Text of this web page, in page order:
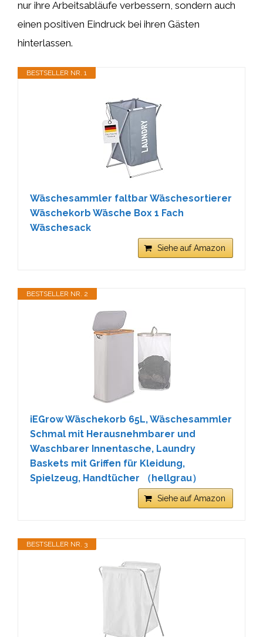
nur ihre Arbeitsabläufe verbessern, sondern auch
einen positiven Eindruck bei ihren Gästen
hinterlassen.
BESTSELLER NR. 1
Wäschesammler faltbar Wäschesortierer
Wäschekorb Wäsche Box 1 Fach
Wäschesack
Siehe auf Amazon
BESTSELLER NR. 2
iEGrow Wäschekorb 65L, Wäschesammler
Schmal mit Herausnehmbarer und
Waschbarer Innentasche, Laundry
Baskets mit Griffen für Kleidung,
Spielzeug, Handtücher （hellgrau）
Siehe auf Amazon
BESTSELLER NR. 3